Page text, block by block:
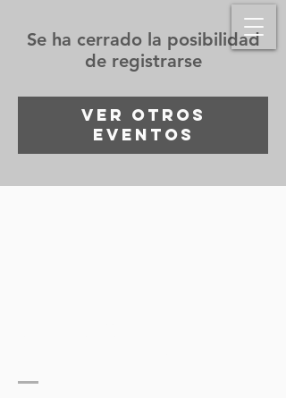
Se ha cerrado la posibilidad
de registrarse
Ver otros
eventos